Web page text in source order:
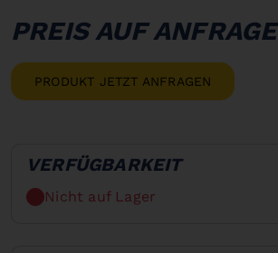
PREIS AUF ANFRAGE
PRODUKT JETZT ANFRAGEN
VERFÜGBARKEIT
Nicht auf Lager